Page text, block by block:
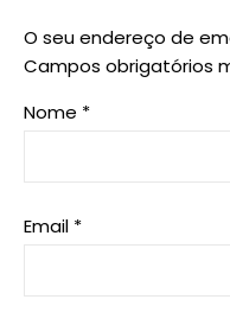
O seu endereço de
Campos obrigatórios
Nome *
Email *